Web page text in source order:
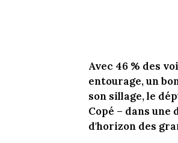
Avec 46 % des
entourage, un
son sillage, le
Copé – dans
d'horizon des